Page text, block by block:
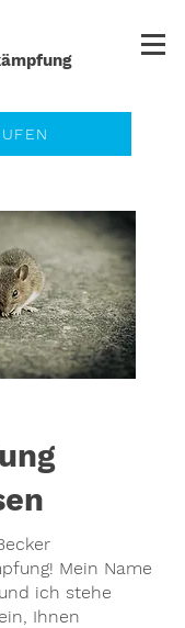
Mein Name
ich stehe
Ihnen